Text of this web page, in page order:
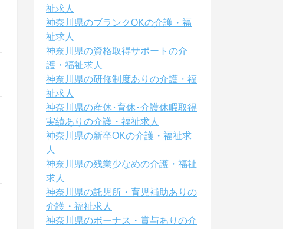
祉求人
神奈川県のブランクOKの介護・福
祉求人
神奈川県の資格取得サポートの介
護・福祉求人
神奈川県の研修制度ありの介護・福
祉求人
神奈川県の産休･育休･介護休暇取得
実績ありの介護・福祉求人
神奈川県の新卒OKの介護・福祉求
人
神奈川県の残業少なめの介護・福祉
求人
神奈川県の託児所・育児補助ありの
介護・福祉求人
神奈川県のボーナス・賞与ありの介